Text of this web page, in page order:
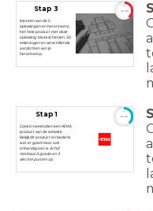
Stap 3
Kies één van de 5
oplossingen en herontwerp
het hele product met deze
oplossing. Maak schetsen, 3D
tekeningen en verschillende
aanzichten van je
herontwerp.
30:00
Stap 1
Zoek in tweetallen een HEMA
product van de website.
Bekijk dit product en bedenk
wat er goed maar ook
onhandig aan is. Schijf
minimaal 3 goede en 3
slechte punten op.
15:00